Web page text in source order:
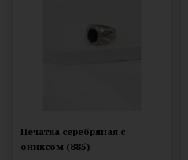
Печатка серебряная с
ониксом (885)